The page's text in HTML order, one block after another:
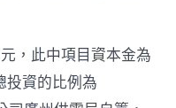
，此中項目資本金為
投資的比例為